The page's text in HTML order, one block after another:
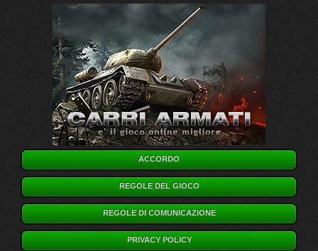
ACCORDO
REGOLE DEL GIOCO
REGOLE DI COMUNICAZIONE
PRIVACY POLICY